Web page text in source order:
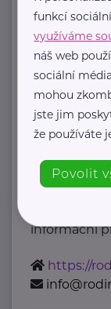
Rodinná síť
Klimentská 1246/
Průvodce
péče v ČR
Portál
informační
https://
funkcí
využíváme
náš web
sociální
mohou
jste jim
že používáte
Povolit